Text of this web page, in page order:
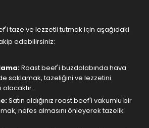
taze ve lezzetli tutmak için aşağıdaki
edebilirsiniz:
Roast beef'i buzdolabında hava
saklamak, tazeliğini ve lezzetini
olacaktır.
Satın aldığınız roast beef'i vakumlu bir
nefes almasını önleyerek tazelik